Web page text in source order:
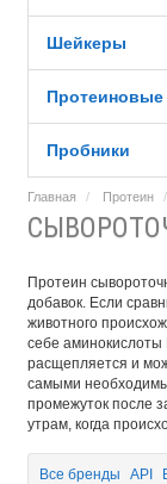
Шейкеры
Протеиновые
Пробники
Главная Протеин
Протеин
добавок. Если
животного
себе
расщепляется и
самыми
промежуток после
утрам, когда
Все бренды API